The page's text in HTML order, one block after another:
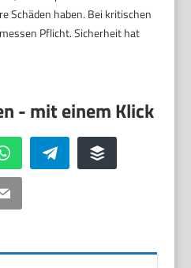
Schäden haben. Bei kritischen
Pflicht. Sicherheit hat
WhatsApp Telegram Buffer
Email